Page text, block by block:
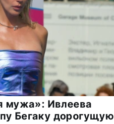
мужа»: Ивлеева
Бегаку дорогущую